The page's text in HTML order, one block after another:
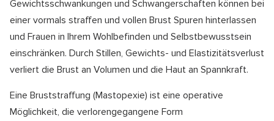
Gewichtsschwankungen und Schwangerschaften können bei
einer vormals straffen und vollen Brust Spuren hinterlassen
und Frauen in Ihrem Wohlbefinden und Selbstbewusstsein
einschränken. Durch Stillen, Gewichts- und Elastizitätsverlust
verliert die Brust an Volumen und die Haut an Spannkraft.
Eine Bruststraffung (Mastopexie) ist eine operative
Möglichkeit, die verlorengegangene Form